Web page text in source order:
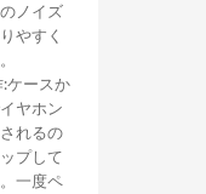
ノイズ
やすく
ケースか
ヤホン
れるの
プして
一度ペ